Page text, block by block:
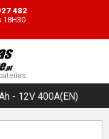
482
18H30
- 12V 400A(EN)